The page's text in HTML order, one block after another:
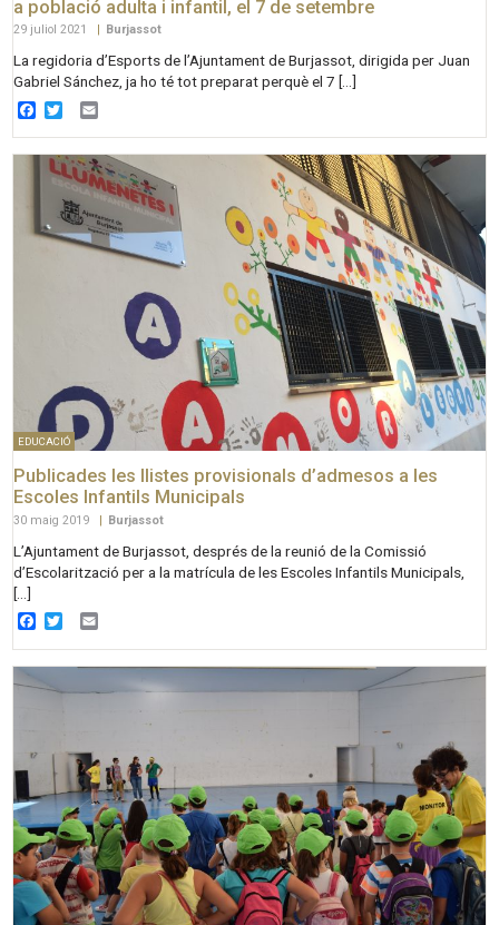
a població adulta i infantil, el 7 de setembre
29 juliol 2021 | Burjassot
La regidoria d’Esports de l’Ajuntament de Burjassot, dirigida per Juan
Gabriel Sánchez, ja ho té tot preparat perquè el 7 […]
Facebook
Twitter
EDUCACIÓ
Publicades les llistes provisionals d’admesos a les
Escoles Infantils Municipals
30 maig 2019 | Burjassot
L’Ajuntament de Burjassot, després de la reunió de la Comissió
d’Escolarització per a la matrícula de les Escoles Infantils Municipals,
[…]
Facebook
Twitter